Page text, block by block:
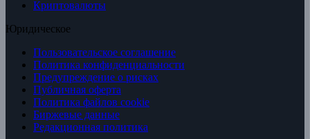
Криптовалюты
Юридическое
Пользовательское соглашение
Политика конфиденциальности
Предупреждение о рисках
Публичная оферта
Политика файлов cookie
Биржевые данные
Редакционная политика